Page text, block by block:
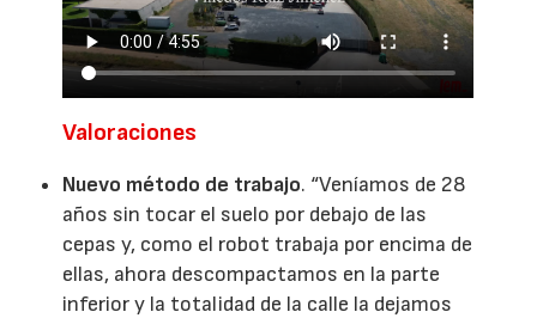
Valoraciones
Nuevo método de trabajo. “Veníamos de 28
años sin tocar el suelo por debajo de las
cepas y, como el robot trabaja por encima de
ellas, ahora descompactamos en la parte
inferior y la totalidad de la calle la dejamos